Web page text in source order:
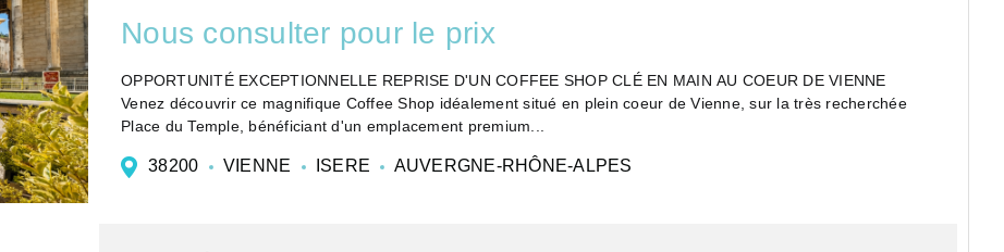
Nous consulter pour le prix
OPPORTUNITÉ EXCEPTIONNELLE REPRISE D'UN COFFEE SHOP CLÉ EN MAIN AU COEUR DE VIENNE
Venez découvrir ce magnifique Coffee Shop idéalement situé en plein coeur de Vienne, sur la très recherchée
Place du Temple, bénéficiant d'un emplacement premium...
38200 VIENNE ISERE AUVERGNE-RHÔNE-ALPES